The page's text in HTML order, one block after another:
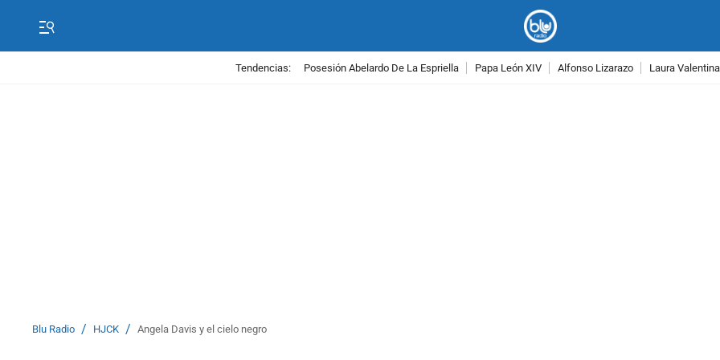
Tendencias: Posesión Abelardo De La Espriella Papa León XIV Alfonso Lizarazo Laura
Blu Radio / HJCK / Angela Davis y el cielo negro